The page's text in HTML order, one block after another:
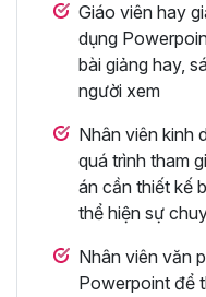
Giáo viên hay
dụng
bài giảng hay,
người xem
Nhân viên kinh
quá trình tham
án cần thiết kế
thể hiện sự
Nhân viên văn
Powerpoint để